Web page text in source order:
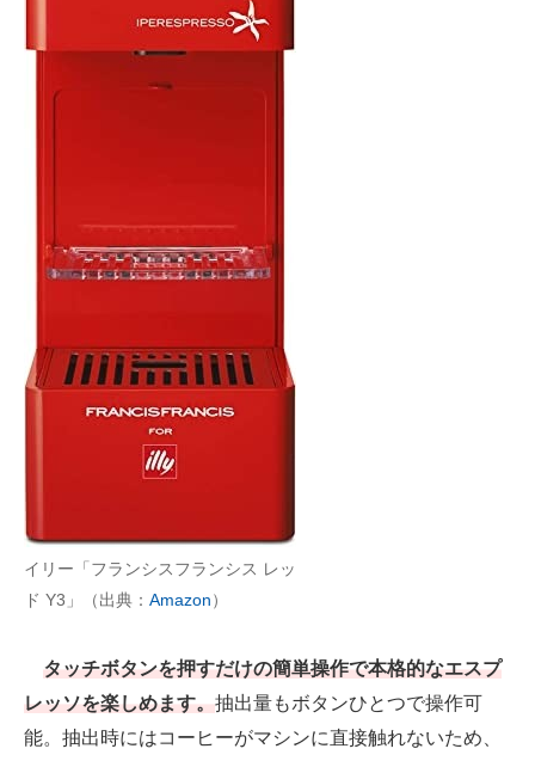
イリー「フランシスフランシス レッ
ド Y3」（出典： Amazon）
タッチボタンを押すだけの簡単操作で本格的なエスプ
レッソを楽しめます。抽出量もボタンひとつで操作可
能。抽出時にはコーヒーがマシンに直接触れないため、